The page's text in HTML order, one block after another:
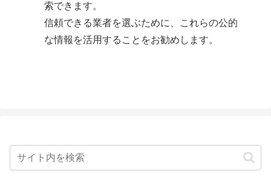
索できます。
信頼できる業者を選ぶために、これらの公的
な情報を活用することをお勧めします。